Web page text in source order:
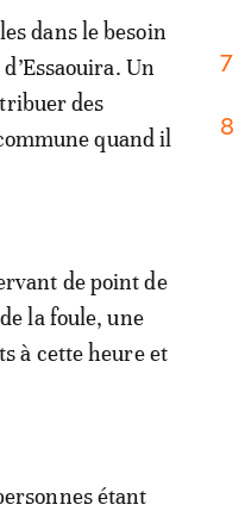
dans le besoin
Un
des
quand il
de point de
la foule, une
à cette heure et
étant
7
8